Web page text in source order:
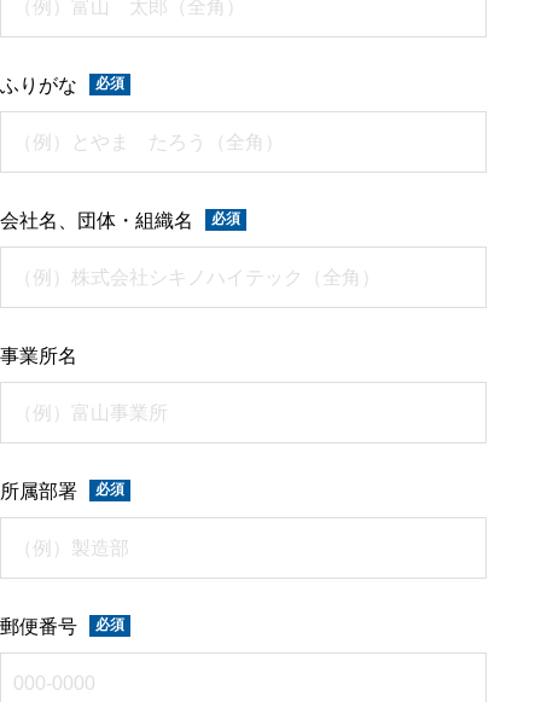
ふりがな
会社名、団体・組織名
事業所名
所属部署
郵便番号